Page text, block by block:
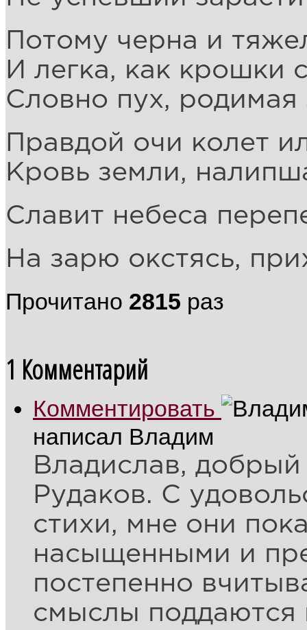
Потому черна и
И легка, как крошки
Словно пух, родимая
Правдой очи колет
Кровь земли,
Славит небеса
На зарю окстясь,
Прочитано 2815 раз
1 Комментарий
Комментировать
написал Владим
Владислав,
Рудаков. С
стихи, мне они
насыщенными и
постепенно
смыслы поддаются